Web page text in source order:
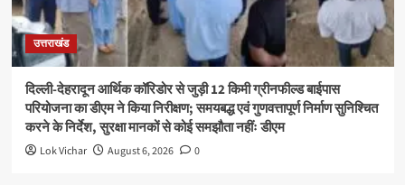
उत्तराखंड
दिल्ली-देहरादून आर्थिक कॉरिडोर से जुड़ी 12 किमी ग्रीनफील्ड बाईपास
परियोजना का डीएम ने किया निरीक्षण; समयबद्ध एवं गुणवत्तापूर्ण निर्माण सुनिश्चित
करने के निर्देश, सुरक्षा मानकों से कोई समझौता नहींः डीएम
Lok Vichar August 6, 2026 0